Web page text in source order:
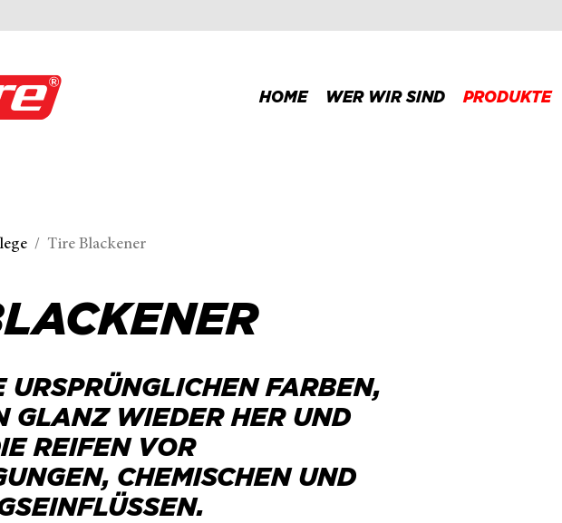
HOME WER WIR SIND PRODUKTE
Tire Blackener
URSPRÜNGLICHEN FARBEN,
GLANZ WIEDER HER UND
REIFEN VOR
CHEMISCHEN UND